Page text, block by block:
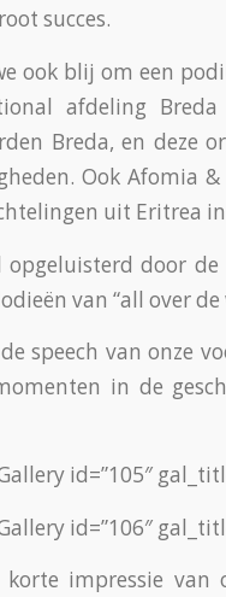
succes.
ook blij om een
afdeling
Breda, en deze
Ook Afomia
uit Eritrea
opgeluisterd door
van “all over de
speech van onze
in de
id=”105″
id=”106″
impressie van